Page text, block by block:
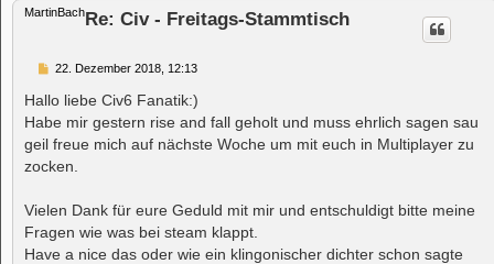
MartinBachRe: Civ - Freitags-Stammtisch
B
i
t
r
a
g
22. Dezember 2018, 12:13
Hallo liebe Civ6 Fanatik:)
Habe mir gestern rise and fall geholt und muss ehrlich sagen sau
geil freue mich auf nächste Woche um mit euch in Multiplayer zu
zocken.
Vielen Dank für eure Geduld mit mir und entschuldigt bitte meine
Fragen wie was bei steam klappt.
Have a nice das oder wie ein klingonischer dichter schon sagte